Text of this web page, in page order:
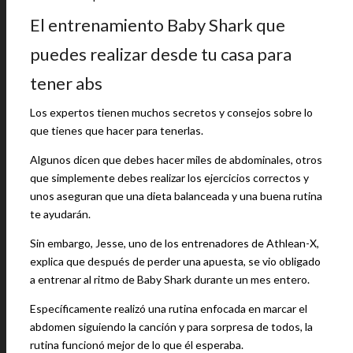
El entrenamiento Baby Shark que
puedes realizar desde tu casa para
tener abs
Los expertos tienen muchos secretos y consejos sobre lo
que tienes que hacer para tenerlas.
Algunos dicen que debes hacer miles de abdominales, otros
que simplemente debes realizar los ejercicios correctos y
unos aseguran que una dieta balanceada y una buena rutina
te ayudarán.
Sin embargo, Jesse, uno de los entrenadores de Athlean-X,
explica que después de perder una apuesta, se vio obligado
a entrenar al ritmo de Baby Shark durante un mes entero.
Específicamente realizó una rutina enfocada en marcar el
abdomen siguiendo la canción y para sorpresa de todos, la
rutina funcionó mejor de lo que él esperaba.